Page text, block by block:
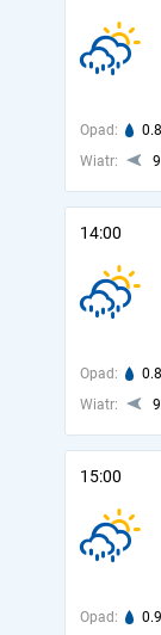
Opad:
Wiatr:
14:00
Opad:
Wiatr:
15:00
Opad: